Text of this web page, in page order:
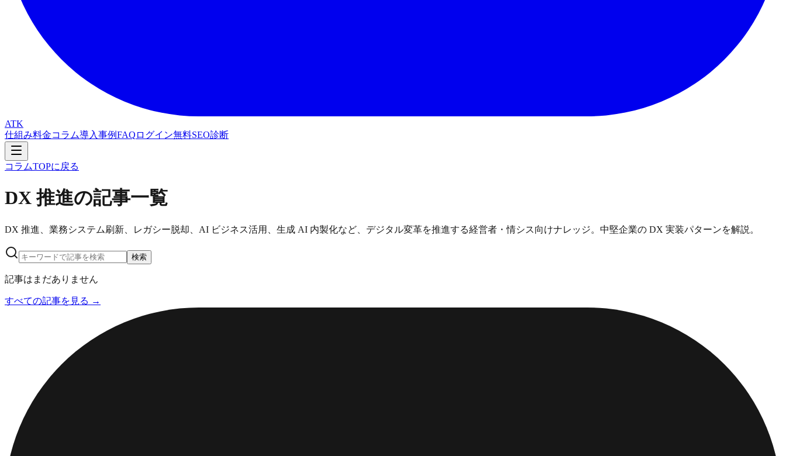
ATK
仕組み料金コラム導入事例FAQ ログイン無料SEO診断
コラムTOPに戻る
DX 推進の記事一覧
DX 推進、業務システム刷新、レガシー脱却、AI ビジネス活用、生成 AI 内製化など、デジタル変革を推進する経営者・情シス向けナレッジ。中堅企業の DX 実装パターンを解説。
検索
記事はまだありません
すべての記事を見る →